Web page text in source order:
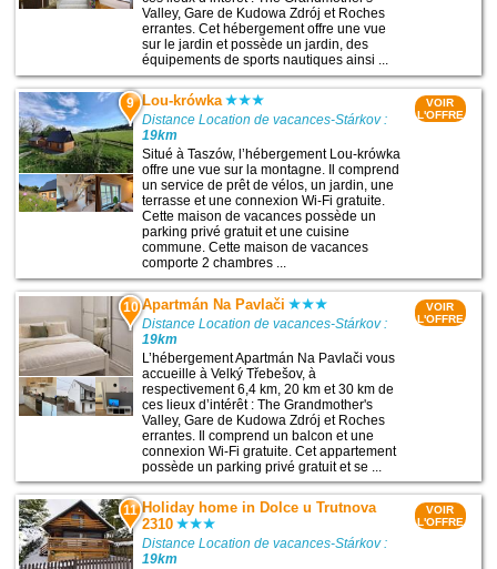
Valley, Gare de Kudowa Zdrój et Roches
errantes. Cet hébergement offre une vue
sur le jardin et possède un jardin, des
équipements de sports nautiques ainsi ...
9 Lou-krówka
Distance Location de vacances-Stárkov :
19km
Situé à Taszów, l’hébergement Lou-krówka
offre une vue sur la montagne. Il comprend
un service de prêt de vélos, un jardin, une
terrasse et une connexion Wi-Fi gratuite.
Cette maison de vacances possède un
parking privé gratuit et une cuisine
commune. Cette maison de vacances
comporte 2 chambres ...
VOIR
L'OFFRE
10 Apartmán Na Pavlači
Distance Location de vacances-Stárkov :
19km
L’hébergement Apartmán Na Pavlači vous
accueille à Velký Třebešov, à
respectivement 6,4 km, 20 km et 30 km de
ces lieux d’intérêt : The Grandmother's
Valley, Gare de Kudowa Zdrój et Roches
errantes. Il comprend un balcon et une
connexion Wi-Fi gratuite. Cet appartement
possède un parking privé gratuit et se ...
VOIR
L'OFFRE
11 Holiday home in Dolce u Trutnova
2310
Distance Location de vacances-Stárkov :
19km
VOIR
L'OFFRE